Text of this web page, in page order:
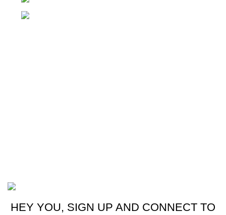
HEY YOU, SIGN UP AND CONNECT TO